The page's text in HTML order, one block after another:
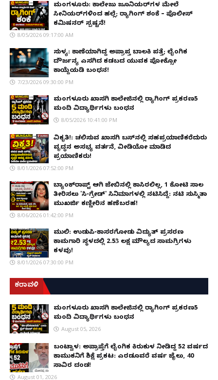
ಮಂಗಳೂರು: ಕಾಲೇಜು ಜೂನಿಯರ್‌ಗಳ ಮೇಲೆ
ಸೀನಿಯರ್‌ಗಳಿಂದ ಹಲ್ಲೆ; ರ‌್ಯಾಗಿಂಗ್ ಶಂಕೆ – ಪೊಲೀಸ್
ಕಮಿಷನರ್ ಸ್ಪಷ್ಟನೆ!
8/05/2026 09:17:00 AM
ಸುಳ್ಯ: ಕಾಣೆಯಾಗಿದ್ದ ಅಪ್ರಾಪ್ತ ಬಾಲಕಿ ಪತ್ತೆ; ಲೈಂಗಿಕ
ದೌರ್ಜನ್ಯ ಎಸಗಿದ ಕಡಬದ ಯುವಕ ಪೋಕ್ಸೋ
ಕಾಯ್ದೆಯಡಿ ಬಂಧನ!
7/23/2026 09:30:00 PM
ಮಂಗಳೂರು ಖಾಸಗಿ ಕಾಲೇಜಿನಲ್ಲಿ ರ‌್ಯಾಗಿಂಗ್ ಪ್ರಕರಣ5
ಮಂದಿ ವಿದ್ಯಾರ್ಥಿಗಳು ಬಂಧನ
8/05/2026 10:41:00 PM
ವಿಕೃತಿ!: ಚಲಿಸುವ ಖಾಸಗಿ ಬಸ್‌ನಲ್ಲಿ ಸಹಪ್ರಯಾಣಿಕರೆದುರು
ವೃದ್ಧನ ಅಸಭ್ಯ ವರ್ತನೆ, ವೀಡಿಯೋ ಮಾಡಿದ
ಪ್ರಯಾಣಿಕರು!
8/01/2026 07:52:00 PM
ಬ್ಯಾಂಕ್‌ರಾಪ್ಟ್‌ ಆಗಿ ಜೇಬಿನಲ್ಲಿ ಕಾಸಿರಲಿಲ್ಲ, ₹1 ಕೋಟಿ ಸಾಲ
ತೀರಿಸಲು 'ಸಿ-ಗ್ರೇಡ್' ಸಿನಿಮಾಗಳಲ್ಲಿ ನಟಿಸಿದ್ದೆ: ನಟಿ ಸುಸ್ಮಿತಾ
ಮುಖರ್ಜಿ ಕಣ್ಣೀರಿನ ಹಣೆಬರಹ!
8/06/2026 01:42:00 PM
ಮುಲ್ಕಿ: ಉಡುಪಿ-ಕಾಸರಗೋಡು ವಿದ್ಯುತ್ ಪ್ರಸರಣ
ಕಾಮಗಾರಿ ಸ್ಥಳದಲ್ಲಿ ₹2.53 ಲಕ್ಷ ಮೌಲ್ಯದ ಸಾಮಗ್ರಿಗಳು
ಕಳವು!
8/01/2026 07:30:00 PM
ಕರಾವಳಿ
ಮಂಗಳೂರು ಖಾಸಗಿ ಕಾಲೇಜಿನಲ್ಲಿ ರ‌್ಯಾಗಿಂಗ್ ಪ್ರಕರಣ5
ಮಂದಿ ವಿದ್ಯಾರ್ಥಿಗಳು ಬಂಧನ
August 05, 2026
ಬಂಟ್ವಾಳ: ಅಪ್ರಾಪ್ತೆಗೆ ಲೈಂಗಿಕ ಕಿರುಕುಳ ನೀಡಿದ್ದ 52 ವರ್ಷದ
ಕಾಮುಕನಿಗೆ ಶಿಕ್ಷೆ ಪ್ರಕಟ: ಎರಡೂವರೆ ವರ್ಷ ಜೈಲು, ₹40
ಸಾವಿರ ದಂಡ!
August 01, 2026